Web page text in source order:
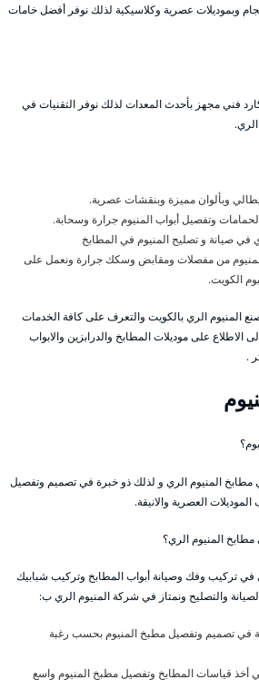
وبموديلات عصرية وكلاسيكية لذلك نوفر أفضل خامات
فني مجهز بأحدث المعدات لذلك نوفر التقنيات في
وبألوان مميزة وبنقشات عصرية.
وتفصيل أبواب المنيوم جرارة وسحابة.
في صيانة و تصليح المنيوم في المطابخ
المنيوم من مفصلات ومقابض وسكك جرارة ونعمل على
الكويت.
المنيوم الري بالكويت والتعرف على كافة الخدمات
الاطلاع على موديلات المطابخ والدرابزين والابواب
.
المنيوم الري و لذلك ذو خبرة في تصميم وتفصيل
العصرية والانيقة.
المنيوم الري؟
في تركيب وفك وصيانة أبواب المطابخ وتركيب شبابيك
والتصليح ونمتاز في شركة المنيوم الري ب:
في تصميم وتفصيل مطبخ المنيوم بحسب رغبة
أخذ قياسات المطابخ وتفصيل مطبخ المنيوم واسع